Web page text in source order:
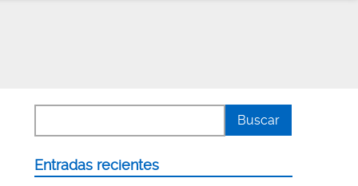
Entradas recientes